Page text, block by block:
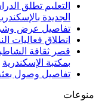
التعليم تطلق
الجديدة بالإسكندرية و 4 محافظات
تفاصيل عرض
انطلاق فعاليات
قصر ثقافة
بمكتبة الإسكندرية
تفاصيل وصول
منوعات